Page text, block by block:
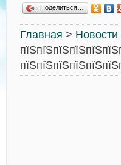
Поделиться…
Главная > Новости